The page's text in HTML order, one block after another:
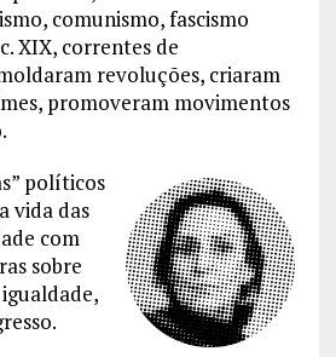
comunismo, fascismo
XIX, correntes de
revoluções, criaram
promoveram movimentos
políticos
vida das
com
sobre